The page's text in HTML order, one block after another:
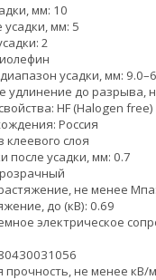
мм: 10
мм: 5
2
усадки, мм:
удлинение до разрыва,
HF (Halogen free)
Россия
клеевого слоя
после усадки, мм: 0.7
не менее
до (кВ): 0.69
электрическое
прочность, не менее кВ/